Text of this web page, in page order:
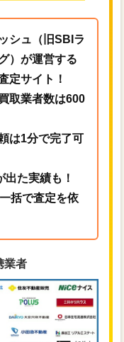
シュ（旧SBIラ
）が運営する
定サイト！
取業者数は600
は1分で完了可
出た実績も！
括で査定を依
業者